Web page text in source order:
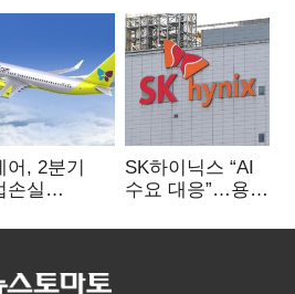
어, 2분기
손실
여파
SK하이닉스 “AI
수요 대응”…용인
투자